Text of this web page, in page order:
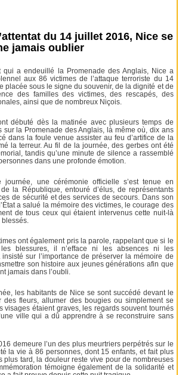
du 14 juillet 2016, Nice se
jamais oublier
qui a endeuillé la Promenade des Anglais, Nice a
aux 86 victimes de l’attaque terroriste du 14
placée sous le signe du souvenir, de la dignité et de
des familles des victimes, des rescapés, des
ainsi que de nombreux Niçois.
débuté dès la matinée avec plusieurs temps de
sur la Promenade des Anglais, là même où, dix ans
dans la foule venue assister au feu d’artifice de la
la terreur. Au fil de la journée, des gerbes ont été
tandis qu’une minute de silence a rassemblé
dans une profonde émotion.
journée, une cérémonie officielle s’est tenue en
la République, entouré d’élus, de représentants
de sécurité et des services de secours. Dans son
a salué la mémoire des victimes, le courage des
de tous ceux qui étaient intervenus cette nuit-là
ont également pris la parole, rappelant que si le
blessures, il n’efface ni les absences ni les
sur l’importance de préserver la mémoire de
son histoire aux jeunes générations afin que
jamais dans l’oubli.
les habitants de Nice se sont succédé devant le
des fleurs, allumer des bougies ou simplement se
visages étaient graves, les regards souvent tournés
ville qui a dû apprendre à se reconstruire sans
demeure l’un des plus meurtriers perpétrés sur le
la vie à 86 personnes, dont 15 enfants, et fait plus
plus tard, la douleur reste vive pour de nombreuses
témoigne également de la solidarité et